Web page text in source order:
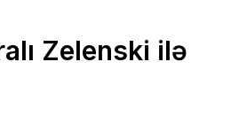
Zelenski ilə